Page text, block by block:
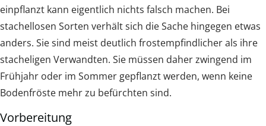
einpflanzt kann eigentlich nichts falsch machen. Bei
stachellosen Sorten verhält sich die Sache hingegen etwas
anders. Sie sind meist deutlich frostempfindlicher als ihre
stacheligen Verwandten. Sie müssen daher zwingend im
Frühjahr oder im Sommer gepflanzt werden, wenn keine
Bodenfröste mehr zu befürchten sind.
Vorbereitung